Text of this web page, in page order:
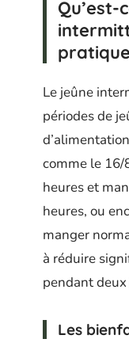
Qu’est-
Le jeûne
périodes de
comme le 16/
heures et
heures, ou
manger
à réduire
pendant
Les